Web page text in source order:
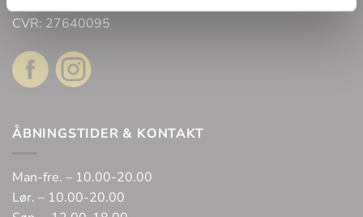
CVR: 27640095
ÅBNINGSTIDER & KONTAKT
Man-fre. – 10.00-20.00
Lør. – 10.00-20.00